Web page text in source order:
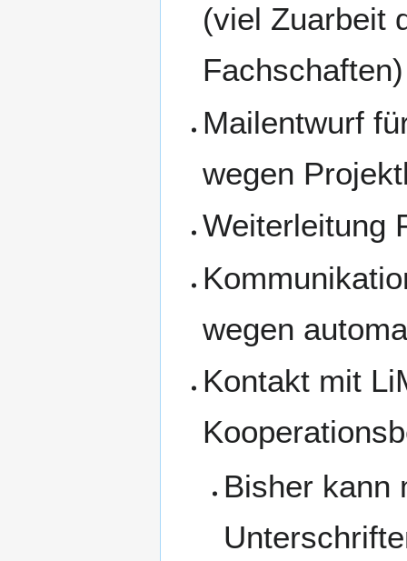
(viel Zuarbeit
Fachschaften)
Mailentwurf
wegen
Weiterleitung
wegen
Kontakt mit
Bisher kann